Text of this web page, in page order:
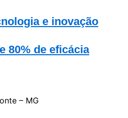
e inovação
80% de eficácia
– MG